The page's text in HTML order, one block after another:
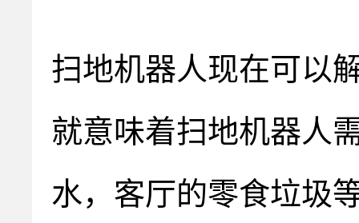
扫地机器人现在可以
就意味着扫地机器人
水，客厅的零食垃圾